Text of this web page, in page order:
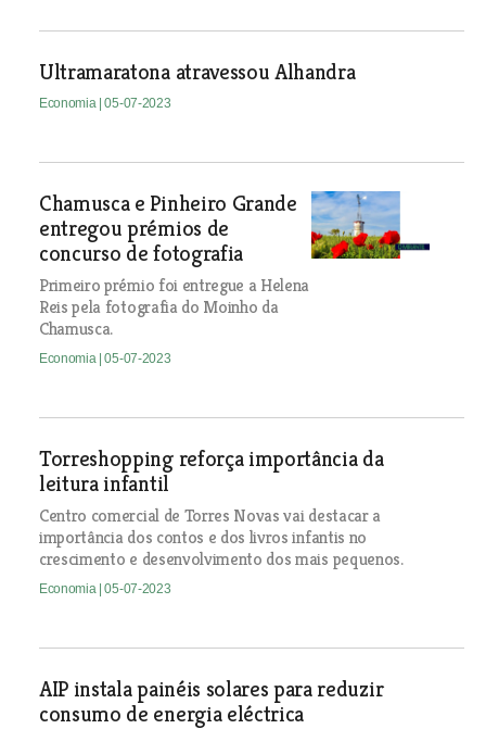
Ultramaratona atravessou Alhandra
Economia | 05-07-2023
Chamusca e Pinheiro Grande
entregou prémios de
concurso de fotografia
Primeiro prémio foi entregue a Helena
Reis pela fotografia do Moinho da
Chamusca.
Economia | 05-07-2023
Torreshopping reforça importância da
leitura infantil
Centro comercial de Torres Novas vai destacar a
importância dos contos e dos livros infantis no
crescimento e desenvolvimento dos mais pequenos.
Economia | 05-07-2023
AIP instala painéis solares para reduzir
consumo de energia eléctrica